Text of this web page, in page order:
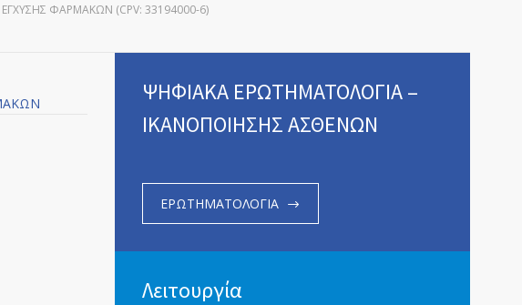
ΦΑΡΜΑΚΩΝ (CPV: 33194000-6)
ΨΗΦΙΑΚΑ ΕΡΩΤΗΜΑΤΟΛΟΓΙΑ –
ΙΚΑΝΟΠΟΙΗΣΗΣ ΑΣΘΕΝΩΝ
ΕΡΩΤΗΜΑΤΟΛΟΓΙΑ
Λειτουργία